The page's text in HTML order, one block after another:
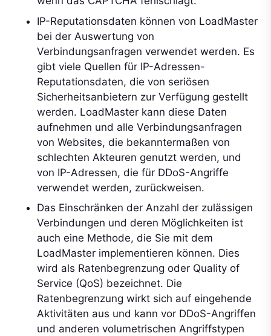
IP-Reputationsdaten können von LoadMaster
bei der Auswertung von
Verbindungsanfragen verwendet werden. Es
gibt viele Quellen für IP-Adressen-
Reputationsdaten, die von seriösen
Sicherheitsanbietern zur Verfügung gestellt
werden. LoadMaster kann diese Daten
aufnehmen und alle Verbindungsanfragen
von Websites, die bekanntermaßen von
schlechten Akteuren genutzt werden, und
von IP-Adressen, die für DDoS-Angriffe
verwendet werden, zurückweisen.
Das Einschränken der Anzahl der zulässigen
Verbindungen und deren Möglichkeiten ist
auch eine Methode, die Sie mit dem
LoadMaster implementieren können. Dies
wird als Ratenbegrenzung oder Quality of
Service (QoS) bezeichnet. Die
Ratenbegrenzung wirkt sich auf eingehende
Aktivitäten aus und kann vor DDoS-Angriffen
und anderen volumetrischen Angriffstypen